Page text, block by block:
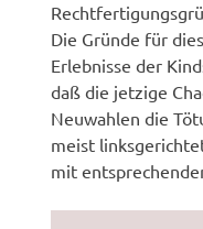
Die Gründe für
Erlebnisse der
daß die jetzige
Neuwahlen die
meist
mit